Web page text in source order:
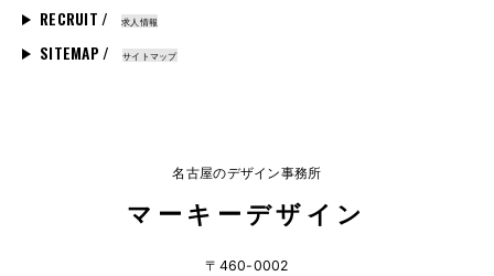
RECRUIT / 求人情報
SITEMAP / サイトマップ
名古屋のデザイン事務所
マーキーデザイン
〒460-0002